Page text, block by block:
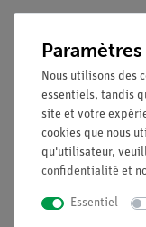
Légal
Contact
Conditions
Nous utilisons des
essentiels, tandis
site et votre
cookies que nous
qu'utilisateur,
confidentialité et
Essentiel